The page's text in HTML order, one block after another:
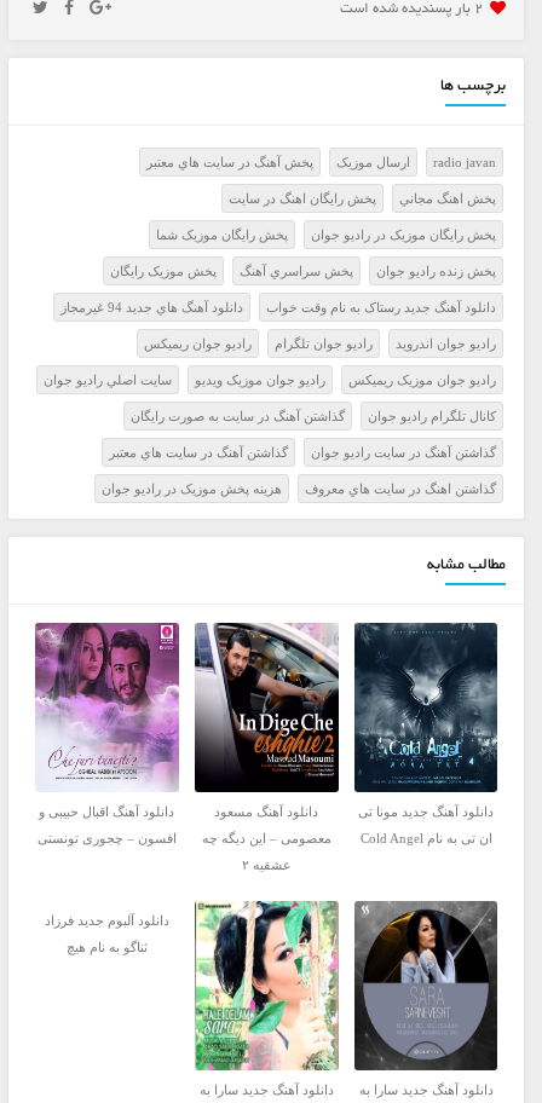
2 بار پسنديده شده است
برچسب ها
radio javan ارسال موزيک پخش آهنگ در سايت هاي معتبر
پخش اهنگ مجاني پخش رايگان اهنگ در سايت
پخش رايگان موزيک در راديو جوان پخش رايگان موزيک شما
پخش زنده راديو جوان پخش سراسري آهنگ پخش موزيک رايگان
دانلود آهنگ جدید رستاک به نام وقت خواب دانلود آهنگ هاي جديد 94 غيرمجاز
راديو جوان اندرويد راديو جوان تلگرام راديو جوان ريميکس
راديو جوان موزيک ريميکس راديو جوان موزيک ويديو سايت اصلي راديو جوان
کانال تلگرام راديو جوان گذاشتن آهنگ در سايت به صورت رايگان
گذاشتن آهنگ در سايت راديو جوان گذاشتن آهنگ در سايت هاي معتبر
گذاشتن اهنگ در سايت هاي معروف هزينه پخش موزيک در راديو جوان
مطالب مشابه
دانلود آهنگ جدید مونا تی
ان تی به نام Cold Angel
دانلود آهنگ مسعود
معصومی – این دیگه چه
عشقیه ۲
دانلود آهنگ اقبال حبیبی و
افسون – چجوری تونستی
دانلود آهنگ جدید سارا به
دانلود آهنگ جدید سارا به
دانلود آلبوم جدید فرزاد
ثناگو به نام هیچ